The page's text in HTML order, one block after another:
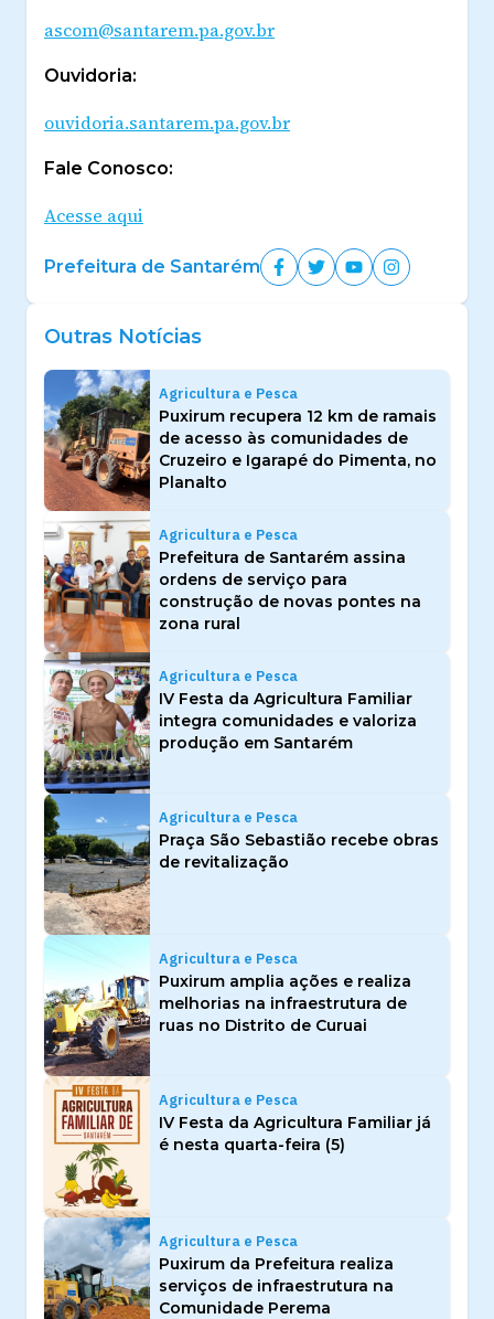
ascom@santarem.pa.gov.br
Ouvidoria:
ouvidoria.santarem.pa.gov.br
Fale Conosco:
Acesse aqui
Prefeitura de Santarém
Outras Notícias
Agricultura e Pesca
Puxirum recupera 12 km de ramais
de acesso às comunidades de
Cruzeiro e Igarapé do Pimenta, no
Planalto
Agricultura e Pesca
Prefeitura de Santarém assina
ordens de serviço para
construção de novas pontes na
zona rural
Agricultura e Pesca
IV Festa da Agricultura Familiar
integra comunidades e valoriza
produção em Santarém
Agricultura e Pesca
Praça São Sebastião recebe obras
de revitalização
Agricultura e Pesca
Puxirum amplia ações e realiza
melhorias na infraestrutura de
ruas no Distrito de Curuai
Agricultura e Pesca
IV Festa da Agricultura Familiar já
é nesta quarta-feira (5)
Agricultura e Pesca
Puxirum da Prefeitura realiza
serviços de infraestrutura na
Comunidade Perema